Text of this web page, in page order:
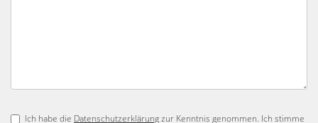
Ich habe die Datenschutzerklärungzur Kenntnis genommen. Ich stimme